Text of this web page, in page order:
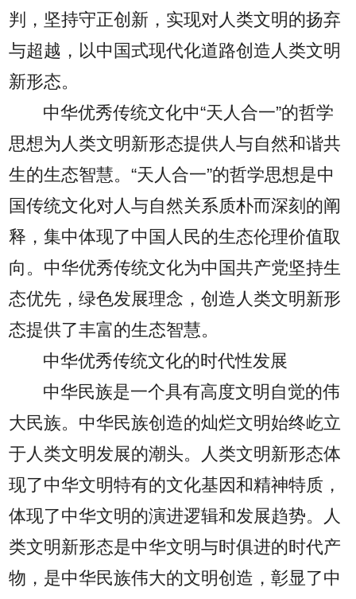
判，坚持守正创新，实现对人类文明的扬弃
与超越，以中国式现代化道路创造人类文明
新形态。
中华优秀传统文化中“天人合一”的哲学
思想为人类文明新形态提供人与自然和谐共
生的生态智慧。“天人合一”的哲学思想是中
国传统文化对人与自然关系质朴而深刻的阐
释，集中体现了中国人民的生态伦理价值取
向。中华优秀传统文化为中国共产党坚持生
态优先，绿色发展理念，创造人类文明新形
态提供了丰富的生态智慧。
中华优秀传统文化的时代性发展
中华民族是一个具有高度文明自觉的伟
大民族。中华民族创造的灿烂文明始终屹立
于人类文明发展的潮头。人类文明新形态体
现了中华文明特有的文化基因和精神特质，
体现了中华文明的演进逻辑和发展趋势。人
类文明新形态是中华文明与时俱进的时代产
物，是中华民族伟大的文明创造，彰显了中